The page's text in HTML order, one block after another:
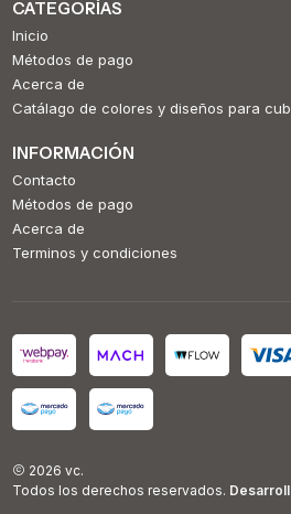
CATEGORÍAS
Inicio
Métodos de pago
Acerca de
Catálago de colores y diseños para
INFORMACIÓN
Contacto
Métodos de pago
Acerca de
Terminos y condiciones
2026 vc.
Todos los derechos reservados.